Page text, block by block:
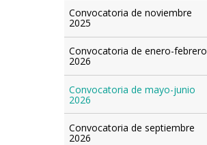
Convocatoria de noviembre
2025
Convocatoria de enero-febrero
2026
Convocatoria de mayo-junio
2026
Convocatoria de septiembre
2026